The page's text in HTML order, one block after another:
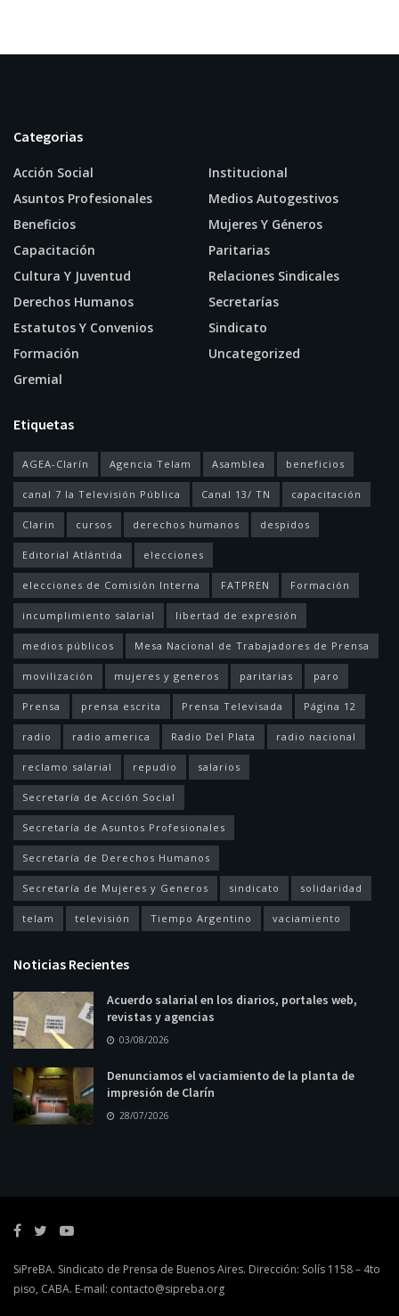
Categorias
Acción Social
Asuntos Profesionales
Beneficios
Capacitación
Cultura Y Juventud
Derechos Humanos
Estatutos Y Convenios
Formación
Gremial
Institucional
Medios Autogestivos
Mujeres Y Géneros
Paritarias
Relaciones Sindicales
Secretarías
Sindicato
Uncategorized
Etiquetas
AGEA-Clarín Agencia Telam Asamblea beneficios
canal 7 la Televisión Pública Canal 13/ TN capacitación
Clarin cursos derechos humanos despidos
Editorial Atlántida elecciones
elecciones de Comisión Interna FATPREN Formación
incumplimiento salarial libertad de expresión
medios públicos Mesa Nacional de Trabajadores de Prensa
movilización mujeres y generos paritarias paro
Prensa prensa escrita Prensa Televisada Página 12
radio radio america Radio Del Plata radio nacional
reclamo salarial repudio salarios
Secretaría de Acción Social
Secretaría de Asuntos Profesionales
Secretaría de Derechos Humanos
Secretaría de Mujeres y Generos sindicato solidaridad
telam televisión Tiempo Argentino vaciamiento
Noticias Recientes
Acuerdo salarial en los diarios, portales web,
revistas y agencias
03/08/2026
Denunciamos el vaciamiento de la planta de
impresión de Clarín
28/07/2026
SiPreBA. Sindicato de Prensa de Buenos Aires. Dirección: Solís 1158 – 4to
piso, CABA. E-mail: contacto@sipreba.org